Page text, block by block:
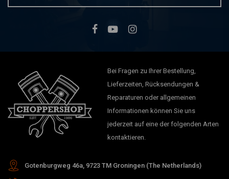
Bei Fragen zu Ihrer Bestellung,
Lieferzeiten, Rücksendungen &
Reparaturen oder allgemeinen
Informationen können Sie uns
jederzeit auf eine der folgenden Arten
kontaktieren.
Gotenburgweg 46a, 9723 TM Groningen (The Netherlands)